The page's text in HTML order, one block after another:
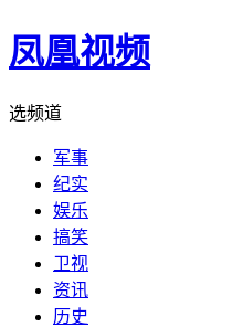
凤凰视频
选频道
军事
纪实
娱乐
搞笑
卫视
资讯
历史